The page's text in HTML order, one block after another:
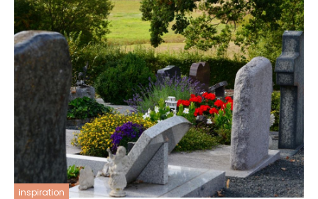
inspiration